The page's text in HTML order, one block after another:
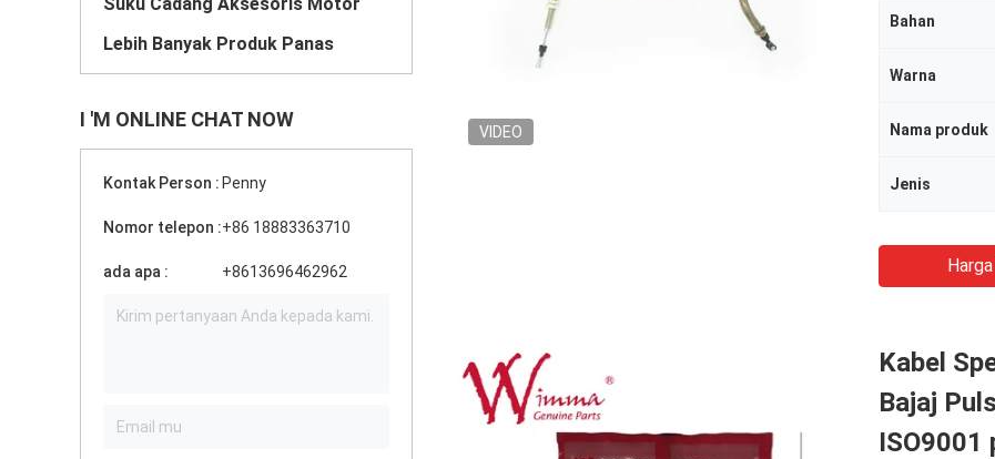
Lebih Banyak Produk Panas
I 'M ONLINE CHAT NOW
Kontak Person : Penny
Nomor telepon :+86 18883363710
ada apa : +8613696462962
VIDEO
Bahan
Warna
Nama produk
Jenis
Kabel
Bajaj
ISO9001